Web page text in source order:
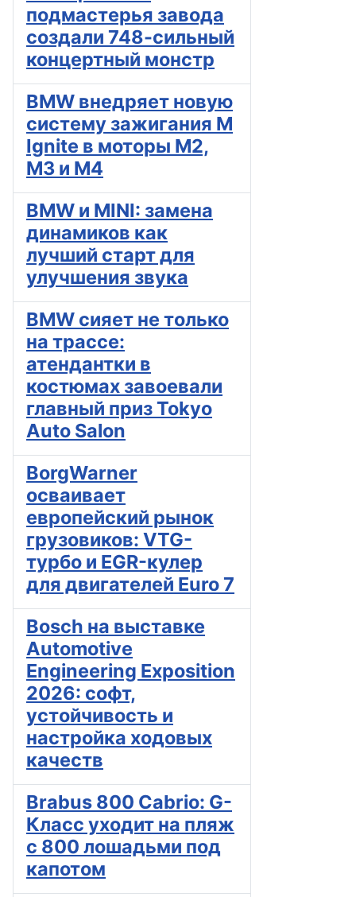
подмастерья завода
создали 748-сильный
концертный монстр
BMW внедряет новую
систему зажигания M
Ignite в моторы M2,
M3 и M4
BMW и MINI: замена
динамиков как
лучший старт для
улучшения звука
BMW сияет не только
на трассе:
атендантки в
костюмах завоевали
главный приз Tokyo
Auto Salon
BorgWarner
осваивает
европейский рынок
грузовиков: VTG-
турбо и EGR-кулер
для двигателей Euro 7
Bosch на выставке
Automotive
Engineering Exposition
2026: софт,
устойчивость и
настройка ходовых
качеств
Brabus 800 Cabrio: G-
Класс уходит на пляж
с 800 лошадьми под
капотом